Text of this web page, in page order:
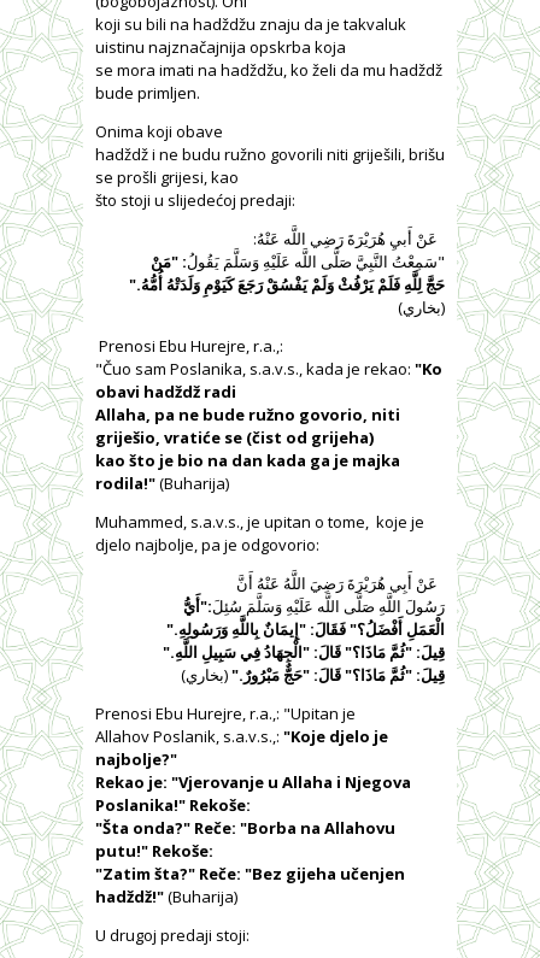
koji su bili na hadždžu znaju da je takvaluk
uistinu najznačajnija opskrba koja
se mora imati na hadždžu, ko želi da mu hadždž
bude primljen.
Onima koji obave
hadždž i ne budu ružno govorili niti griješili, brišu
se prošli grijesi, kao
što stoji u slijedećoj predaji:
عَنْ أَبيِ هُرَيْرَةَ رَضِي اللَّه عَنْهُ:
"سَمِعْتُ النَّبِيَّ صَلَّى اللَّه عَلَيْهِ وَسَلَّمَ يَقُولُ: "مَنْ
حَجَّ لِلَّهِ فَلَمْ يَرْفُثْ وَلَمْ يَفْسُقْ رَجَعَ كَيَوْمِ وَلَدَتْهُ أُمُّهُ."
(بخاري)
Prenosi Ebu Hurejre, r.a.,:
"Čuo sam Poslanika, s.a.v.s., kada je rekao: "Ko
obavi hadždž radi
Allaha, pa ne bude ružno govorio, niti
griješio, vratiće se (čist od grijeha)
kao što je bio na dan kada ga je majka
rodila!"(Buharija)
Muhammed, s.a.v.s., je upitan o tome, koje je
djelo najbolje, pa je odgovorio:
عَنْ أَبِي هُرَيْرَةَ رَضِيَ اللَّهُ عَنْهُ أَنَّ
رَسُولَ اللَّهِ صَلَّى اللَّه عَلَيْهِ وَسَلَّمَ سُئِلَ:"أَيُّ
الْعَمَلِ أَفْضَلُ؟" فَقَالَ: "إِيمَانٌ بِاللَّهِ وَرَسُولِهِ."
قِيلَ: "ثُمَّ مَاذَا؟" قَالَ: "الْجِهَادُ فِي سَبِيلِ اللَّهِ."
قِيلَ: "ثُمَّ مَاذَا؟" قَالَ: "حَجٌّ مَبْرُورٌ."(بخاري)
Prenosi Ebu Hurejre, r.a.,: "Upitan je
Allahov Poslanik, s.a.v.s.,: "Koje djelo je
najbolje?"
Rekao je: "Vjerovanje u Allaha i Njegova
Poslanika!" Rekoše:
"Šta onda?" Reče: "Borba na Allahovu
putu!" Rekoše:
"Zatim šta?" Reče: "Bez gijeha učenjen
hadždž!"(Buharija)
U drugoj predaji stoji: